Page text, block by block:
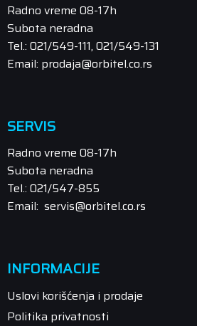
Radno vreme 08-17h
Subota neradna
Tel.: 021/549-111, 021/549-131
Email: prodaja@orbitel.co.rs
SERVIS
Radno vreme 08-17h
Subota neradna
Tel.: 021/547-855
Email: servis@orbitel.co.rs
INFORMACIJE
Uslovi korišćenja i prodaje
Politika privatnosti